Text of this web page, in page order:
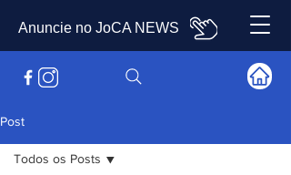
Anuncie no JoCA NEWS
Post
Todos os Posts